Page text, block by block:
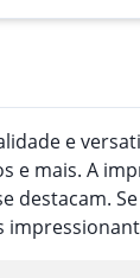
e
e mais. A
destacam.